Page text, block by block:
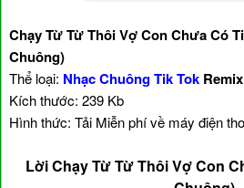
Chạy Từ Từ Thôi Vợ Con Chưa Có
Chuông)
Thể loại: Nhạc Chuông Tik Tok
Kích thước: 239 Kb
Hình thức: Tải Miễn phí về máy điện
Lời Chạy Từ Từ Thôi Vợ Con